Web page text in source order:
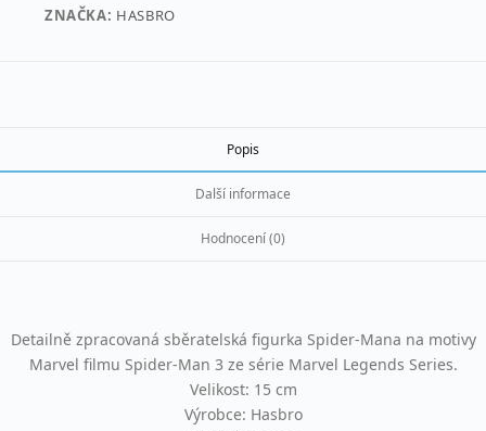
ZNAČKA: HASBRO
Popis
Další informace
Hodnocení (0)
Detailně zpracovaná sběratelská figurka Spider-Mana na motivy
Marvel filmu Spider-Man 3 ze série Marvel Legends Series.
Velikost: 15 cm
Výrobce: Hasbro